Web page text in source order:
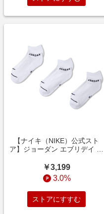
【ナイキ（NIKE）公式スト
ア】ジョーダン エブリデイ ノ
足) DX9656-100 ホワイト
￥3,199
3.0%
ストアにすすむ